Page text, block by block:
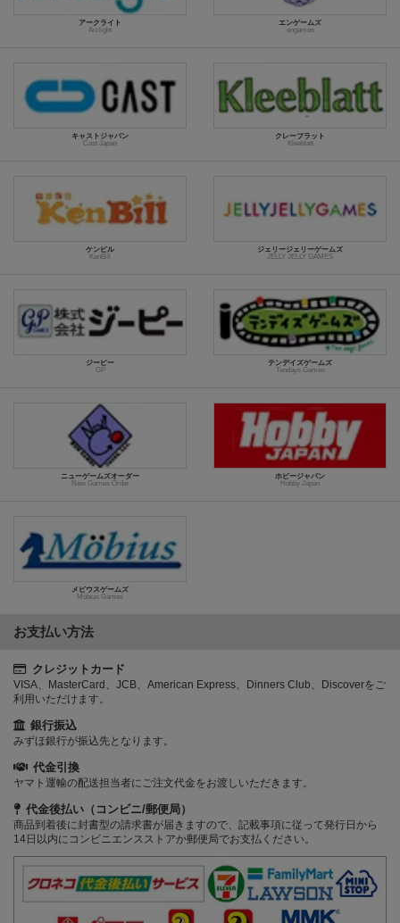
アークライト
Arclight
エンゲームズ
engames
キャストジャパン
Cast Japan
クレーブラット
Kleeblatt
ケンビル
KenBill
ジェリージェリーゲームズ
JELLY JELLY GAMES
ジーピー
GP
テンデイズゲームズ
Tendays Games
ニューゲームズオーダー
New Games Order
ホビージャパン
Hobby Japan
メビウスゲームズ
Möbius Games
お支払い方法
クレジットカード
VISA、MasterCard、JCB、American Express、Dinners Club、Discoverをご
利用いただけます。
銀行振込
みずほ銀行が振込先となります。
代金引換
ヤマト運輸の配送担当者にご注文代金をお渡しいただきます。
代金後払い（コンビニ/郵便局）
商品到着後に封書型の請求書が届きますので、記載事項に従って発行日から
14日以内にコンビニエンスストアか郵便局でお支払ください。